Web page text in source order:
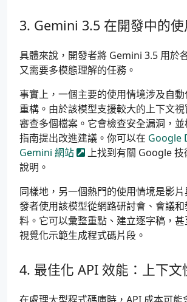
Gemini 3.5 在開發中的
具體來說，開發者將 Gemini 3.5 用於
又需要多模態理解的任務。
事實上，一個主要的使用情境涉及自
重構。由於該模型支援較大的上下文
審查多個檔案。它會檢查安全漏洞，
指南提出改進建議。你可以在 Google
Gemini 網站
上找到有關 Google 技
說明。
同樣地，另一個熱門的使用情境是影
發者使用該模型從網路研討會、會議
料。它可以彙整重點、建立逐字稿，
視覺化示範生成程式碼片段。
最佳化 API 效能：上下文